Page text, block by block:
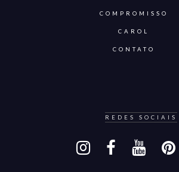
COMPROMISSO
CAROL
CONTATO
REDES SOCIAIS